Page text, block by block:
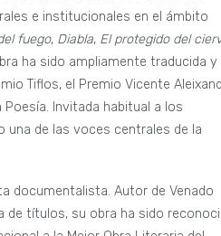
e institucionales en el ámbito
fuego, Diabla, El protegido del
ha sido ampliamente traducida y
Tiflos, el Premio Vicente
Poesía. Invitada habitual a los
de las voces centrales de la
documentalista. Autor de Venado
de títulos, su obra ha sido